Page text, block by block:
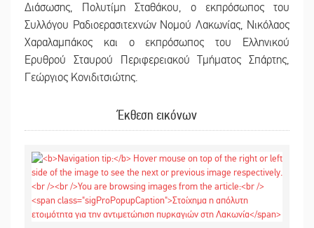
Διάσωσης, Πολυτίμη Σταθάκου, ο εκπρόσωπος του
Συλλόγου Ραδιοερασιτεχνών Νομού Λακωνίας, Νικόλαος
Χαραλαμπάκος και ο εκπρόσωπος του Ελληνικού
Ερυθρού Σταυρού Περιφερειακού Τμήματος Σπάρτης,
Γεώργιος Κονιδιτσιώτης.
Έκθεση εικόνων